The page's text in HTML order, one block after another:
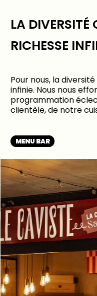
LA DIVERSITÉ
RICHESSE
Pour nous, la
infinie. Nous nous
programmation
clientèle, de notre
MENU BAR